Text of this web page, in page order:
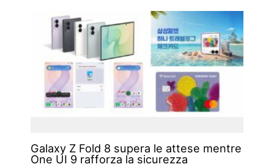
Galaxy Z Fold 8 supera le attese mentre
One UI 9 rafforza la sicurezza